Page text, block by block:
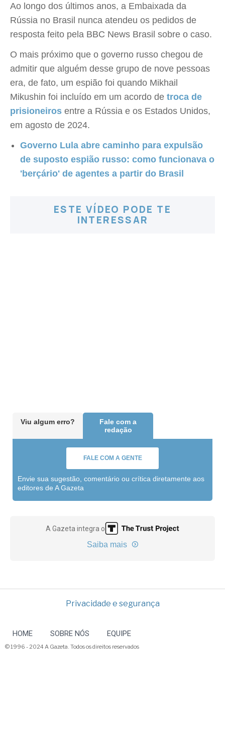
Ao longo dos últimos anos, a Embaixada da
Rússia no Brasil nunca atendeu os pedidos de
resposta feito pela BBC News Brasil sobre o caso.
O mais próximo que o governo russo chegou de
admitir que alguém desse grupo de nove pessoas
era, de fato, um espião foi quando Mikhail
Mikushin foi incluído em um acordo de troca de
prisioneiros entre a Rússia e os Estados Unidos,
em agosto de 2024.
Governo Lula abre caminho para expulsão
de suposto espião russo: como funcionava o
'berçário' de agentes a partir do Brasil
ESTE VÍDEO PODE TE
INTERESSAR
Viu algum erro?
Fale com a
redação
FALE COM A GENTE
Envie sua sugestão, comentário ou crítica diretamente aos
editores de A Gazeta
A Gazeta integra o
Saiba mais
Privacidade e segurança
HOME SOBRE NÓS EQUIPE
© 1996 - 2024 A Gazeta. Todos os direitos reservados